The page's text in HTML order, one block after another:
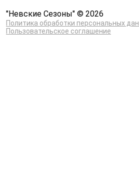
"Невские Сезоны" © 2026
Политика обработки персональных
Пользовательское соглашение